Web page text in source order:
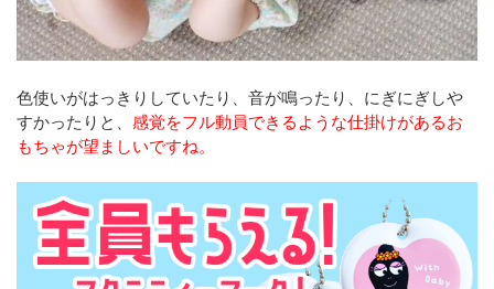
色使いがはっきりしていたり、音が鳴ったり、にぎにぎしや
すかったりと、 感覚をフル動員できるような仕掛けがあるお
もちゃが望ましいですね。